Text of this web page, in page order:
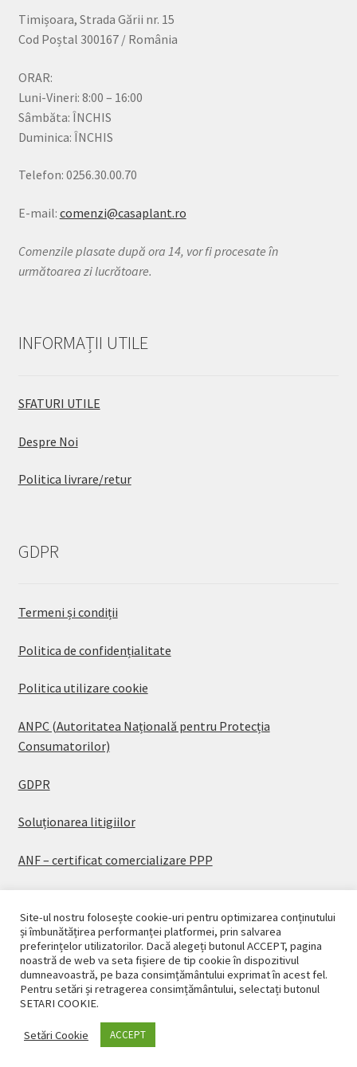
Timișoara, Strada Gării nr. 15
Cod Poștal 300167 / România
ORAR:
Luni-Vineri: 8:00 – 16:00
Sâmbăta: ÎNCHIS
Duminica: ÎNCHIS
Telefon: 0256.30.00.70
E-mail: comenzi@casaplant.ro
Comenzile plasate după ora 14, vor fi procesate în
următoarea zi lucrătoare.
INFORMAȚII UTILE
SFATURI UTILE
Despre Noi
Politica livrare/retur
GDPR
Termeni și condiții
Politica de confidențialitate
Politica utilizare cookie
ANPC (Autoritatea Națională pentru Protecția
Consumatorilor)
GDPR
Soluționarea litigiilor
ANF – certificat comercializare PPP
© CASAPLANT 2026
Politică de confidențialitate
Site-ul nostru folosește cookie-uri pentru optimizarea conținutului
și îmbunătățirea performanței platformei, prin salvarea
preferințelor utilizatorilor. Dacă alegeți butonul ACCEPT, pagina
noastră de web va seta fișiere de tip cookie în dispozitivul
dumneavoastră, pe baza consimțământului exprimat în acest fel.
Pentru setări și retragerea consimțământului, selectați butonul
SETARI COOKIE.
Setări Cookie ACCEPT